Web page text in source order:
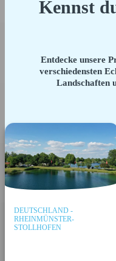
Kennst
Entdecke unsere
verschiedensten
Landschaften
DEUTSCHLAND -
RHEINMÜNSTER-
STOLLHOFEN